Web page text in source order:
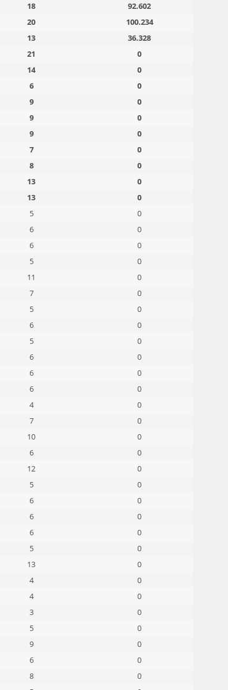
18
92.602
20
100.234
13
36.328
21
0
14
0
6
0
9
0
9
0
9
0
7
0
8
0
13
0
13
0
5
0
6
0
6
0
5
0
11
0
7
0
5
0
6
0
5
0
6
0
6
0
6
0
4
0
7
0
10
0
6
0
12
0
5
0
6
0
6
0
6
0
5
0
13
0
4
0
4
0
3
0
5
0
9
0
6
0
8
0